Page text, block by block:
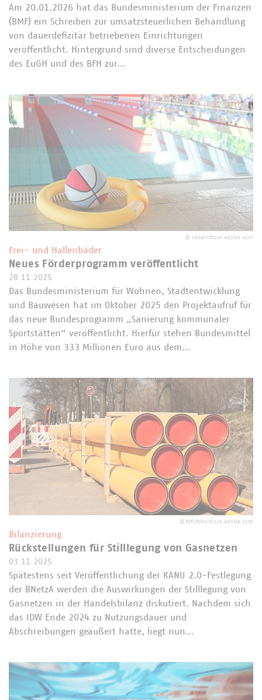
Am 20.01.2026 hat das Bundesministerium der Finanzen
(BMF) ein Schreiben zur umsatzsteuerlichen Behandlung
von dauerdefizitär betriebenen Einrichtungen
veröffentlicht. Hintergrund sind diverse Entscheidungen
des EuGH und des BFH zur…
© rbkell/stock.adobe.com
Frei- und Hallenbäder
Neues Förderprogramm veröffentlicht
28.11.2025
Das Bundesministerium für Wohnen, Stadtentwicklung
und Bauwesen hat im Oktober 2025 den Projektaufruf für
das neue Bundesprogramm „Sanierung kommunaler
Sportstätten“ veröffentlicht. Hierfür stehen Bundesmittel
in Höhe von 333 Millionen Euro aus dem…
© fefufoto/stock.adobe.com
Bilanzierung
Rückstellungen für Stilllegung von Gasnetzen
03.11.2025
Spätestens seit Veröffentlichung der KANU 2.0-Festlegung
der BNetzA werden die Auswirkungen der Stilllegung von
Gasnetzen in der Handelsbilanz diskutiert. Nachdem sich
das IDW Ende 2024 zu Nutzungsdauer und
Abschreibungen geäußert hatte, liegt nun…